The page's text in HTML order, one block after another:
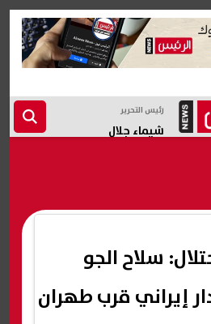
رئيس التحرير
شيماء جلال
سلاح الجو
إيراني قرب طهران